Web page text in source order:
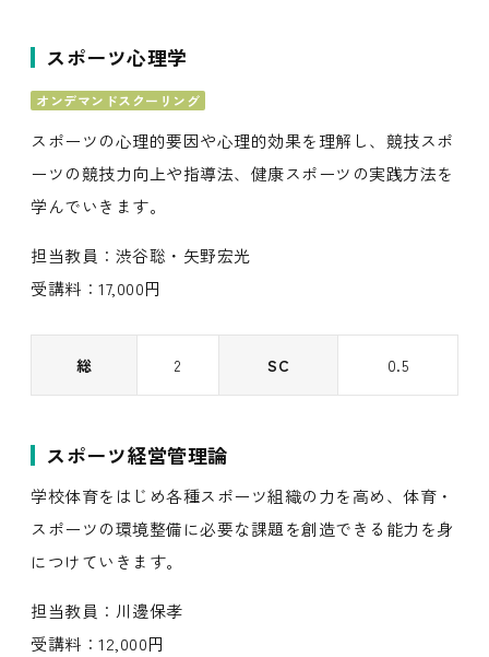
スポーツ心理学
オンデマンドスクーリング
スポーツの心理的要因や心理的効果を理解し、競技スポ
ーツの競技力向上や指導法、健康スポーツの実践方法を
学んでいきます。
担当教員：渋谷聡・矢野宏光
受講料：17,000円
総 2 SC 0.5
スポーツ経営管理論
学校体育をはじめ各種スポーツ組織の力を高め、体育・
スポーツの環境整備に必要な課題を創造できる能力を身
につけていきます。
担当教員：川邊保孝
受講料：12,000円